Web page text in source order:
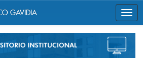
GAVIDIA